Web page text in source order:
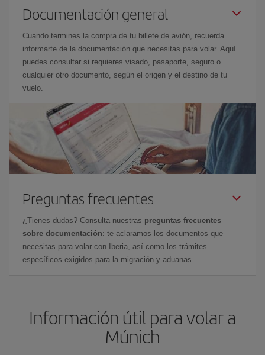
Documentación general
Cuando termines la compra de tu billete de avión, recuerda
informarte de la documentación que necesitas para volar. Aquí
puedes consultar si requieres visado, pasaporte, seguro o
cualquier otro documento, según el origen y el destino de tu
vuelo.
Preguntas frecuentes
¿Tienes dudas? Consulta nuestras preguntas frecuentes
sobre documentación: te aclaramos los documentos que
necesitas para volar con Iberia, así como los trámites
específicos exigidos para la migración y aduanas.
Información útil para volar a
Múnich